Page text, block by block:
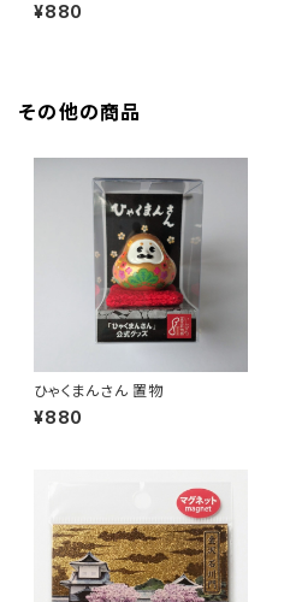
¥880
その他の商品
ひゃくまんさん 置物
¥880